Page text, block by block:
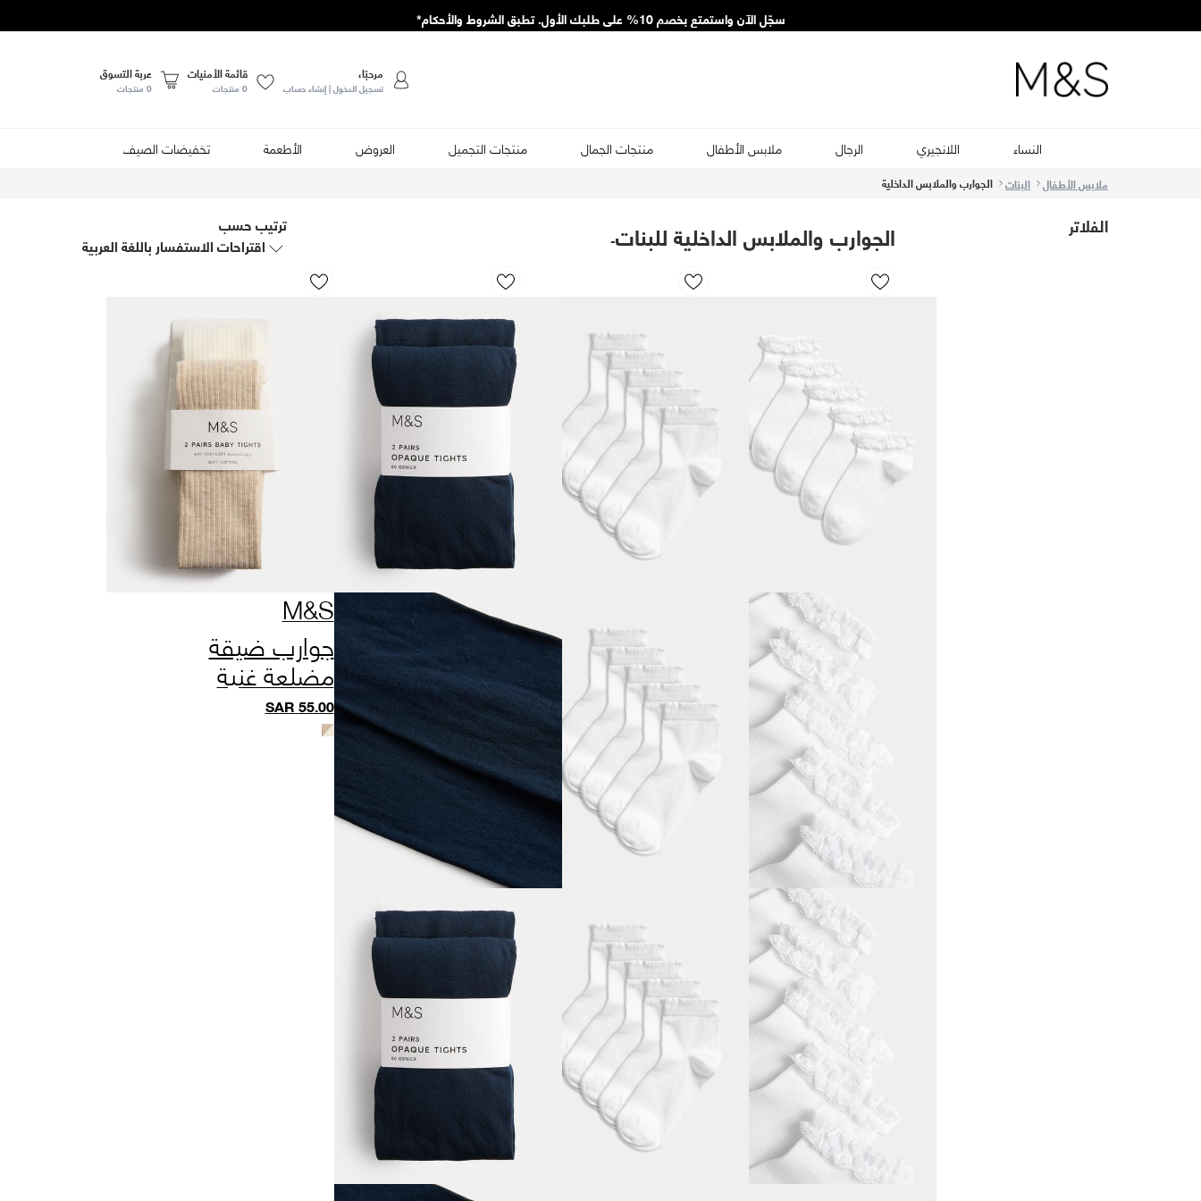
سجّل الآن واستمتع بخصم 10% على طلبك الأول. تطبق الشروط والأحكام*
مرحبًا،
تسجيل الدخول | إنشاء حساب
قائمة الأمنيات
0 منتجات
عربة التسوق
0 منتجات
النساء اللانجيري الرجال ملابس الأطفال منتجات الجمال منتجات التجميل العروض الأطعمة تخفيضات الصيف
ملابس الأطفال البنات الجوارب والملابس الداخلية
الفلاتر الجوارب والملابس الداخلية للبنات-
ترتيب حسب
اقتراحات الاستفسار باللغة العربية
M&S
جوارب ضيقة
مضلعة غنية
3 سنوات)
SAR55.00